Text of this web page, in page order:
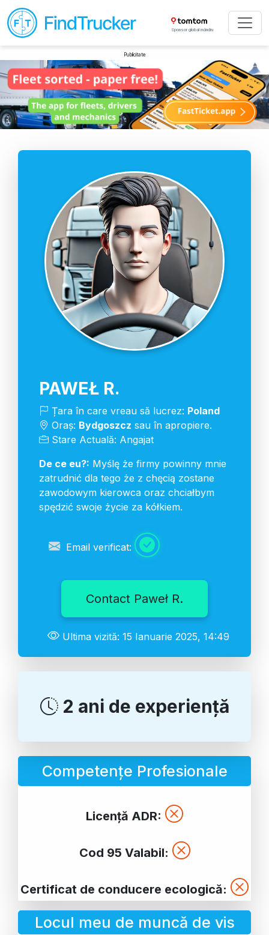
Sponsor global mândru
Publicitate
PAWEŁ R.
Țara în care vreau să lucrez: Poland
Oraș: Bydgoszcz sau în apropiere.
Stare Actuală: Angajat
De ce eu?: Myślę że firmy powinny mnie
zatrudnić dla tego że z chęcią zostane
zawodowym kierowca oraz chciałbym
spędzić swoje życie za kółkiem.
Email verificat:
Contact Paweł R.
Ultima vizită: 15 Ianuarie 2025, 14:49
2 ani de experiență
Competențe Profesionale
Licență ADR:
Cod 95 Valabil:
Certificat de conducere ecologică:
Locul meu de muncă de vis